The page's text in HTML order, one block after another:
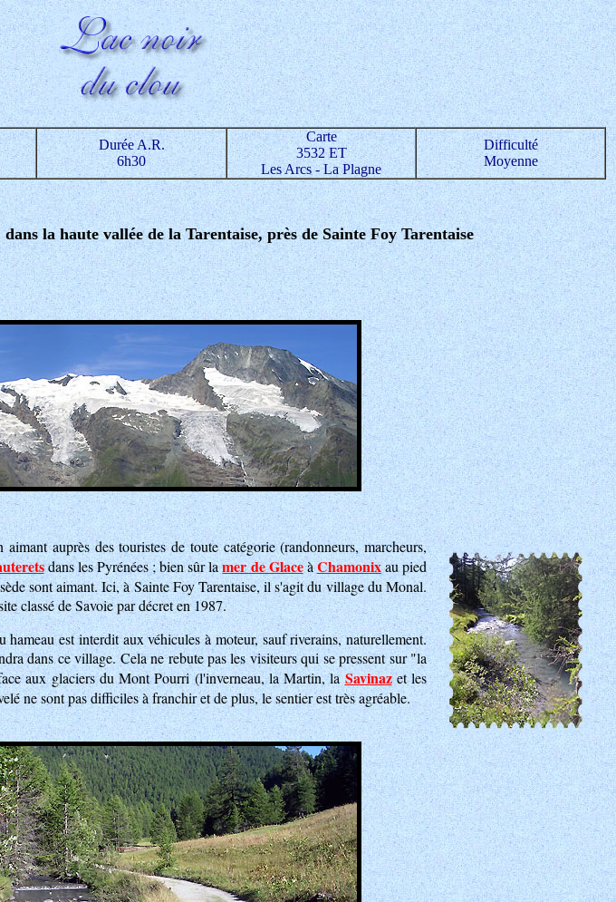
Durée A.R.
6h30
Carte
3532 ET
Les Arcs - La Plagne
Difficulté
Moyenne
la haute vallée de la Tarentaise, près de Sainte Foy Tarentaise
auprès des touristes de toute catégorie (randonneurs, marcheurs,
dans les Pyrénées ; bien sûr lamer de GlaceàChamonixau pied
sont aimant. Ici, à Sainte Foy Tarentaise, il s'agit du village du Monal.
classé de Savoie par décret en 1987.
hameau est interdit aux véhicules à moteur, sauf riverains, naturellement.
dans ce village. Cela ne rebute pas les visiteurs qui se pressent sur "la
aux glaciers du Mont Pourri (l'inverneau, la Martin, laSavinazet les
ne sont pas difficiles à franchir et de plus, le sentier est très agréable.